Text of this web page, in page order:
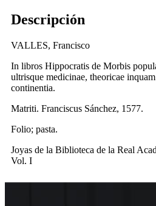
Descripción
VALLES, Francisco
In libros Hippocratis de Morbis
ultrisque medicinae, theoricae
continentia.
Matriti. Franciscus Sánchez, 1577.
Folio; pasta.
Joyas de la Biblioteca de la Real
Vol. I